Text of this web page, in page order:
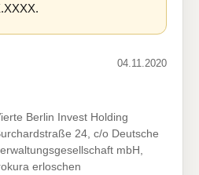
04.11.2020
Berlin Invest Holding
24, c/o Deutsche
mbH,
erloschen